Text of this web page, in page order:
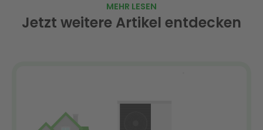
MEHR LESEN
Jetzt weitere Artikel entdecken